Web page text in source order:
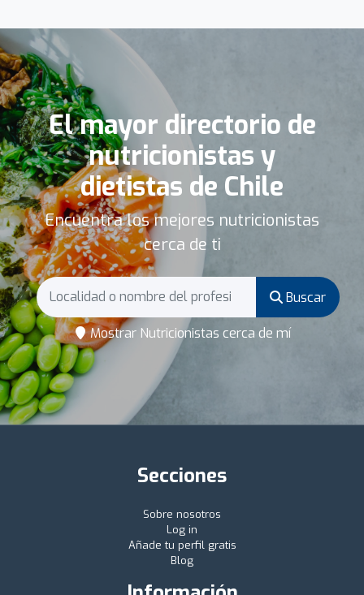
El mayor directorio de
nutricionistas y
dietistas de Chile
Encuentra los mejores nutricionistas
cerca de ti
Buscar
Mostrar Nutricionistas cerca de mí
Secciones
Sobre nosotros
Log in
Añade tu perfil gratis
Blog